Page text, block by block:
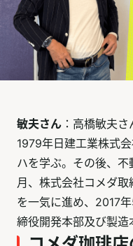
敏夫さん ：高橋敏夫さ
1979年日建工業株式
ハを学ぶ。その後、
月、株式会社コメダ
を一気に進め、2017
締役開発本部及び製造